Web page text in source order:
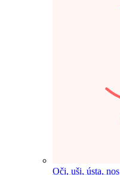
Oči, uši, ústa, nos